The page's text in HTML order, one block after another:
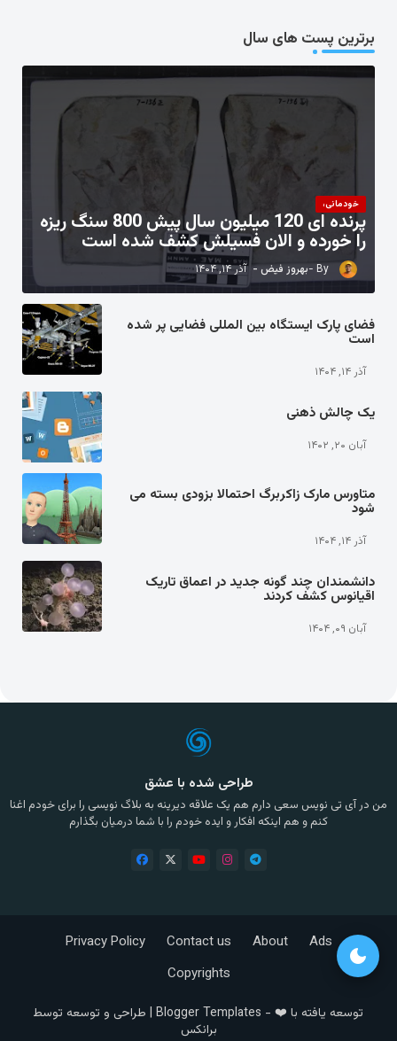
برترین پست های سال
خودمانی،
پرنده ای 120 میلیون سال پیش 800 سنگ ریزه
را خورده و الان فسیلش کشف شده است
بهروز فیض آذر ۱۴, ۱۴۰۴
فضای پارک ایستگاه بین المللی فضایی پر شده
است
آذر ۱۴, ۱۴۰۴
یک چالش ذهنی
آبان ۲۰, ۱۴۰۲
متاورس مارک زاکربرگ احتمالا بزودی بسته می
شود
آذر ۱۴, ۱۴۰۴
دانشمندان چند گونه جدید در اعماق تاریک
اقیانوس کشف کردند
آبان ۰۹, ۱۴۰۴
طراحی شده با عشق
من در آی تی نویس سعی دارم هم یک علاقه دیرینه به بلاگ نویسی را برای خودم اغنا
کنم و هم اینکه افکار و ایده خودم را با شما درمیان بگذارم
توسعه یافته با ❤️ - Blogger Templates | طراحی و توسعه توسط
برانکس
Ads
About
Contact us
Privacy Policy
Copyrights
dark_mode